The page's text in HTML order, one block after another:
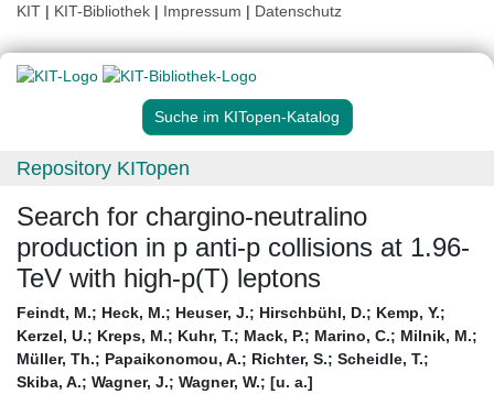
KIT | KIT-Bibliothek | Impressum | Datenschutz
Suche im KITopen-Katalog
Repository KITopen
Search for chargino-neutralino
production in p anti-p collisions at 1.96-
TeV with high-p(T) leptons
Feindt, M.; Heck, M.; Heuser, J.; Hirschbühl, D.; Kemp, Y.;
Kerzel, U.; Kreps, M.; Kuhr, T.; Mack, P.; Marino, C.; Milnik, M.;
Müller, Th.; Papaikonomou, A.; Richter, S.; Scheidle, T.;
Skiba, A.; Wagner, J.; Wagner, W.; [u. a.]